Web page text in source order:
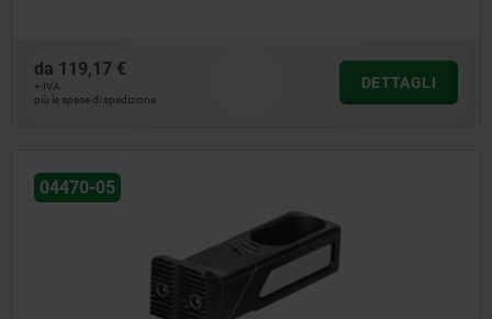
da 119,17 €
+ IVA
più le spese di spedizione
DETTAGLI
04470-05